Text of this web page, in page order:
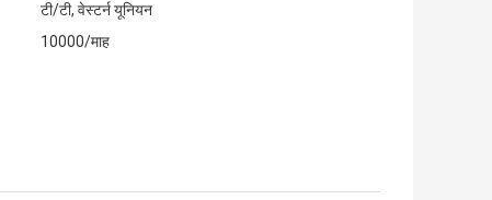
टी/टी, वेस्टर्न यूनियन
10000/माह